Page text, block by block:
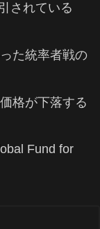
されている
た統率者戦の
格が下落する
Fund for